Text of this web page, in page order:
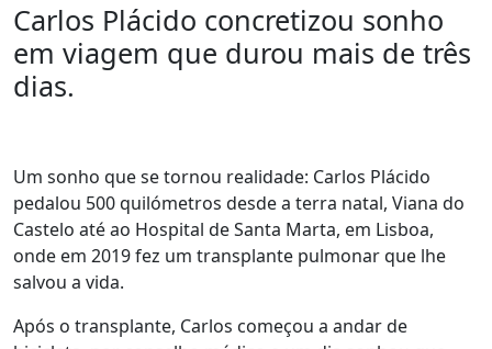
Carlos Plácido concretizou sonho
em viagem que durou mais de três
dias.
Um sonho que se tornou realidade: Carlos Plácido
pedalou 500 quilómetros desde a terra natal, Viana do
Castelo até ao Hospital de Santa Marta, em Lisboa,
onde em 2019 fez um transplante pulmonar que lhe
salvou a vida.
Após o transplante, Carlos começou a andar de